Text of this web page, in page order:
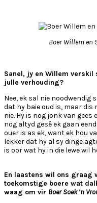
Boer Willem en
Sanel, jy en Willem verskil
julle verhouding?
Nee, ek sal nie noodwendig
dat hy baie oud is, maar dis
nie. Hy is nog jonk van
nog altyd gesê ek gaan
ouer is as ek, want ek hou
lekker dat hy al sy dinge
is oor wat hy in die lewe wil
En laastens wil ons graag
toekomstige boere wat
waag om vir Boer Soek ’n